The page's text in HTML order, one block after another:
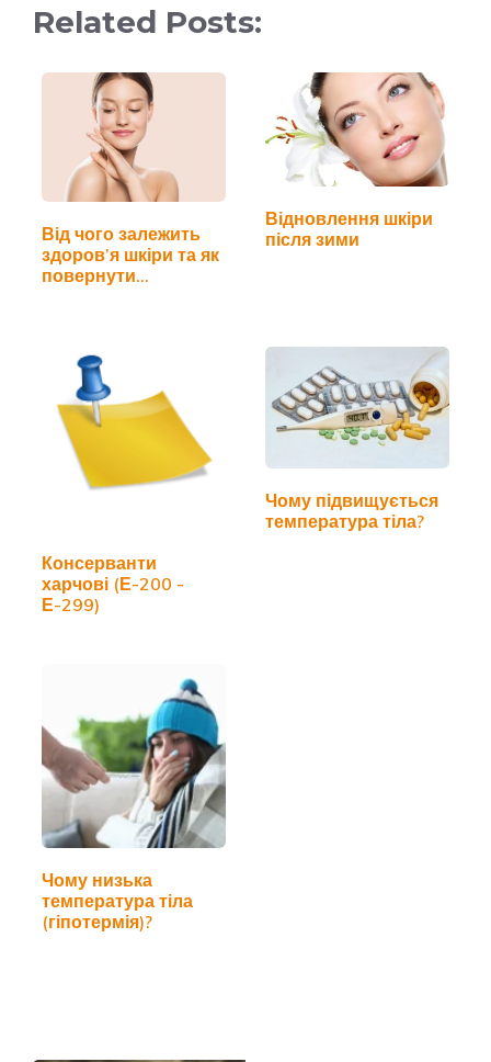
Related Posts:
Від чого залежить
здоров’я шкіри та як
повернути…
Відновлення шкіри
після зими
Консерванти
харчові (Е-200 -
Е-299)
Чому підвищується
температура тіла?
Чому низька
температура тіла
(гіпотермія)?